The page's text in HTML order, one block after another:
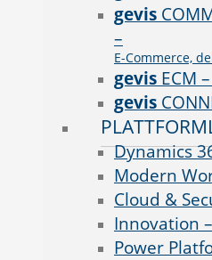
gevis
–
E-Commerce,
gevis ECM –
gevis
Dynamics
Modern
Cloud &
Innovation –
Power